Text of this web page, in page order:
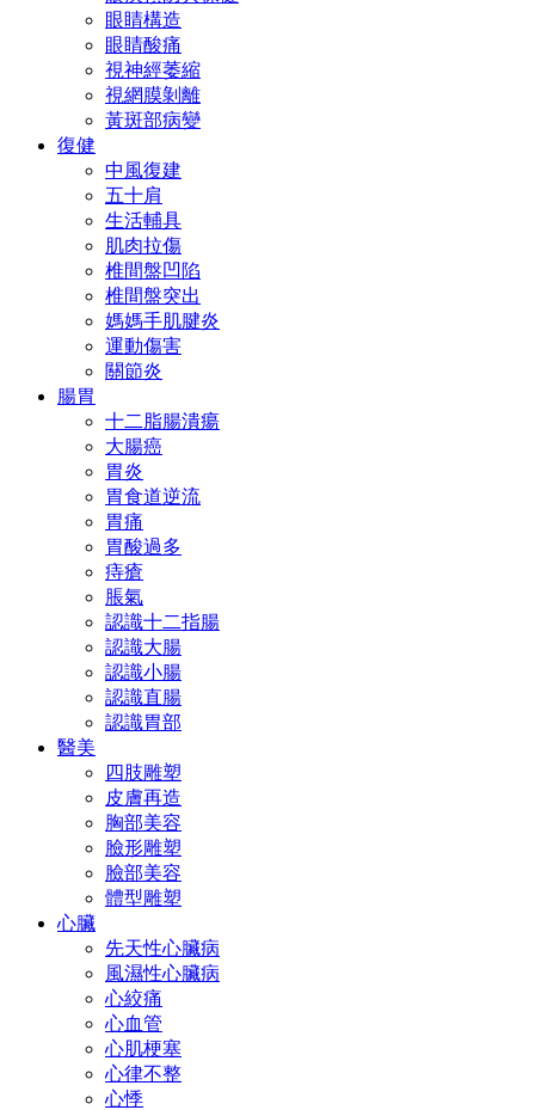
眼睛構造
眼睛酸痛
視神經萎縮
視網膜剝離
黃斑部病變
復健
中風復建
五十肩
生活輔具
肌肉拉傷
椎間盤凹陷
椎間盤突出
媽媽手肌腱炎
運動傷害
關節炎
腸胃
十二脂腸潰瘍
大腸癌
胃炎
胃食道逆流
胃痛
胃酸過多
痔瘡
脹氣
認識十二指腸
認識大腸
認識小腸
認識直腸
認識胃部
醫美
四肢雕塑
皮膚再造
胸部美容
臉形雕塑
臉部美容
體型雕塑
心臟
先天性心臟病
風濕性心臟病
心絞痛
心血管
心肌梗塞
心律不整
心悸